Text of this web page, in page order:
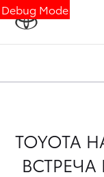
Debug Mode
TOYOTA